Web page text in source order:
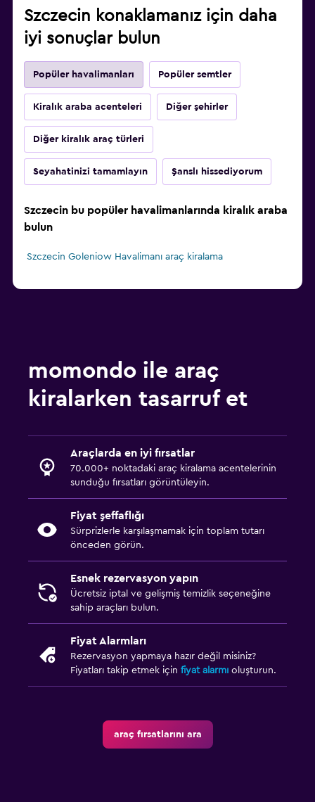
Szczecin konaklamanız için daha
iyi sonuçlar bulun
Popüler havalimanları Popüler semtler
Kiralık araba acenteleri Diğer şehirler
Diğer kiralık araç türleri
Seyahatinizi tamamlayın Şanslı hissediyorum
Szczecin bu popüler havalimanlarında kiralık araba
bulun
Szczecin Goleniow Havalimanı araç kiralama
momondo ile araç
kiralarken tasarruf et
Araçlarda en iyi fırsatlar
70.000+ noktadaki araç kiralama acentelerinin
sunduğu fırsatları görüntüleyin.
Fiyat şeffaflığı
Sürprizlerle karşılaşmamak için toplam tutarı
önceden görün.
Esnek rezervasyon yapın
Ücretsiz iptal ve gelişmiş temizlik seçeneğine
sahip araçları bulun.
Fiyat Alarmları
Rezervasyon yapmaya hazır değil misiniz?
Fiyatları takip etmek için fiyat alarmı oluşturun.
araç fırsatlarını ara